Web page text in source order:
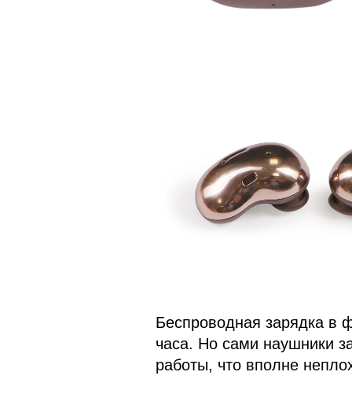
Беспроводная зарядка в
часа. Но сами наушники
работы, что вполне